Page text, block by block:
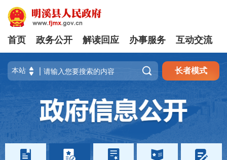
首页 政务公开 解读回应 办事服务 互动交流
 长者模式